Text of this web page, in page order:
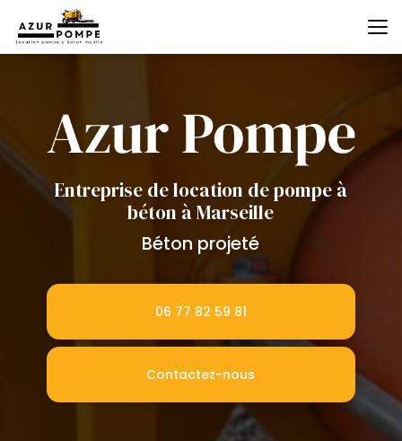
contenu
principal
Entreprise de location de pompe à
béton à Marseille
Béton projeté
06 77 82 59 81
Contactez-nous